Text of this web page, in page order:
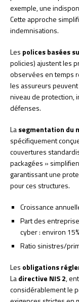
exemple, une
Cette approche
indemnisations.
Les polices basées
policies) ajustent les
observées en temps
les assureurs
niveau de protection,
défenses.
Lasegmentation du
spécifiquement
couvertures
packagées »
garantissant une
pour ces structures.
Croissance
Part des
cyber : environ 15%
Ratio sinistres/
Les obligations
Ladirective NIS 2,
considérablement le